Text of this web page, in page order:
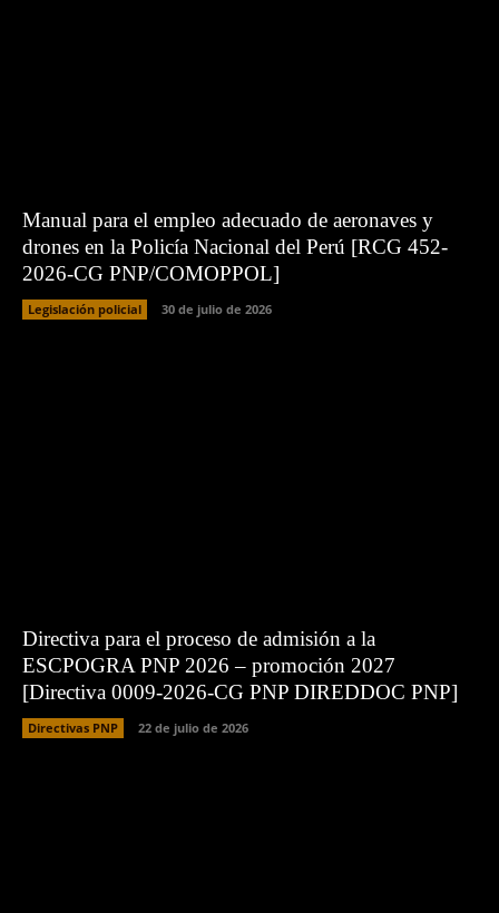
Manual para el empleo adecuado de aeronaves y
drones en la Policía Nacional del Perú [RCG 452-
2026-CG PNP/COMOPPOL]
Legislación policial 30 de julio de 2026
Directiva para el proceso de admisión a la
ESCPOGRA PNP 2026 – promoción 2027
[Directiva 0009-2026-CG PNP DIREDDOC PNP]
Directivas PNP 22 de julio de 2026